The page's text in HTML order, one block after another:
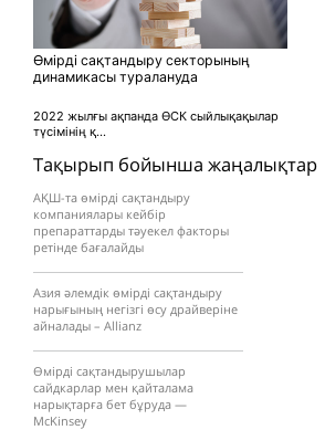
Тақырып бойынша жаңалықтар
АҚШ-та өмірді сақтандыру
компаниялары кейбір
препараттарды тәуекел факторы
ретінде бағалайды
Азия әлемдік өмірді сақтандыру
нарығының негізгі өсу драйверіне
айналады – Allianz
Өмірді сақтандырушылар
сайдкарлар мен қайталама
нарықтарға бет бұруда —
McKinsey
Өмірді сақтандыру секторының
динамикасы туралануда
2022 жылғы ақпанда ӨСК сыйлықақылар
түсімінің қ...